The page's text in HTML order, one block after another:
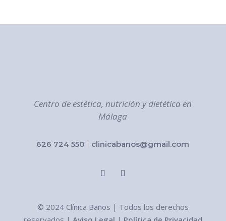
Centro de estética, nutrición y dietética en
Málaga
626 724 550 | clinicabanos@gmail.com
© 2024 Clínica Baños | Todos los derechos